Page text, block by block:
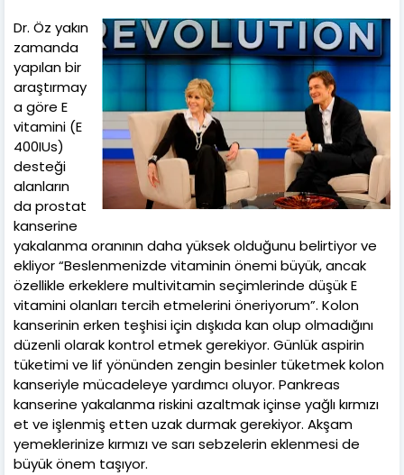
Dr. Öz yakın
zamanda
yapılan bir
araştırmay
a göre E
vitamini (E
400IUs)
desteği
alanların
da prostat
kanserine
yakalanma oranının daha yüksek olduğunu belirtiyor ve
ekliyor “Beslenmenizde vitaminin önemi büyük, ancak
özellikle erkeklere multivitamin seçimlerinde düşük E
vitamini olanları tercih etmelerini öneriyorum”. Kolon
kanserinin erken teşhisi için dışkıda kan olup olmadığını
düzenli olarak kontrol etmek gerekiyor. Günlük aspirin
tüketimi ve lif yönünden zengin besinler tüketmek kolon
kanseriyle mücadeleye yardımcı oluyor. Pankreas
kanserine yakalanma riskini azaltmak içinse yağlı kırmızı
et ve işlenmiş etten uzak durmak gerekiyor. Akşam
yemeklerinize kırmızı ve sarı sebzelerin eklenmesi de
büyük önem taşıyor.